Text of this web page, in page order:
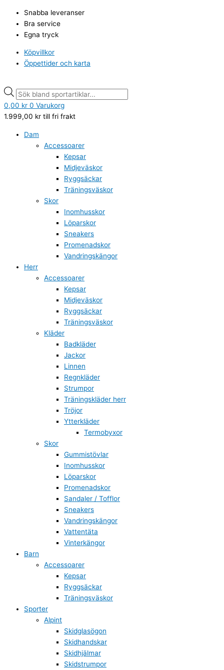
innehåll
Snabba leveranser
Bra service
Egna tryck
Köpvillkor
Öppettider och karta
search
0,00 kr 0 Varukorg
1.999,00 kr till fri frakt
Dam
Accessoarer
Kepsar
Midjeväskor
Ryggsäckar
Träningsväskor
Skor
Inomhusskor
Löparskor
Sneakers
Promenadskor
Vandringskängor
Herr
Accessoarer
Kepsar
Midjeväskor
Ryggsäckar
Träningsväskor
Kläder
Badkläder
Jackor
Linnen
Regnkläder
Strumpor
Träningskläder herr
Tröjor
Ytterkläder
Termobyxor
Skor
Gummistövlar
Inomhusskor
Löparskor
Promenadskor
Sandaler / Tofflor
Sneakers
Vandringskängor
Vattentäta
Vinterkängor
Barn
Accessoarer
Kepsar
Ryggsäckar
Träningsväskor
Sporter
Alpint
Skidglasögon
Skidhandskar
Skidhjälmar
Skidstrumpor
search
Yogamatta
mängd